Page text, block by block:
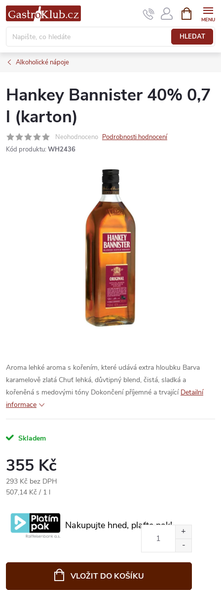
Přejít
na
obsah
HLEDAT
NÁKUPNÍ
KOŠÍK
Alkoholické nápoje
Hankey Bannister 40% 0,7
l (karton)
Neohodnoceno Podrobnosti hodnocení
Kód produktu: WH2436
Aroma lehké aroma s kořením, které udává extra hloubku Barva
karamelově zlatá Chuť lehká, důvtipný blend, čistá, sladká a
kořeněná s medovými tóny Dokončení příjemné a trvající Detailní
informace
Skladem
355 Kč
293 Kč bez DPH
Měrná
507,14 Kč / 1 l
Nakupujte hned, plaťte pak!
VLOŽIT DO KOŠÍKU